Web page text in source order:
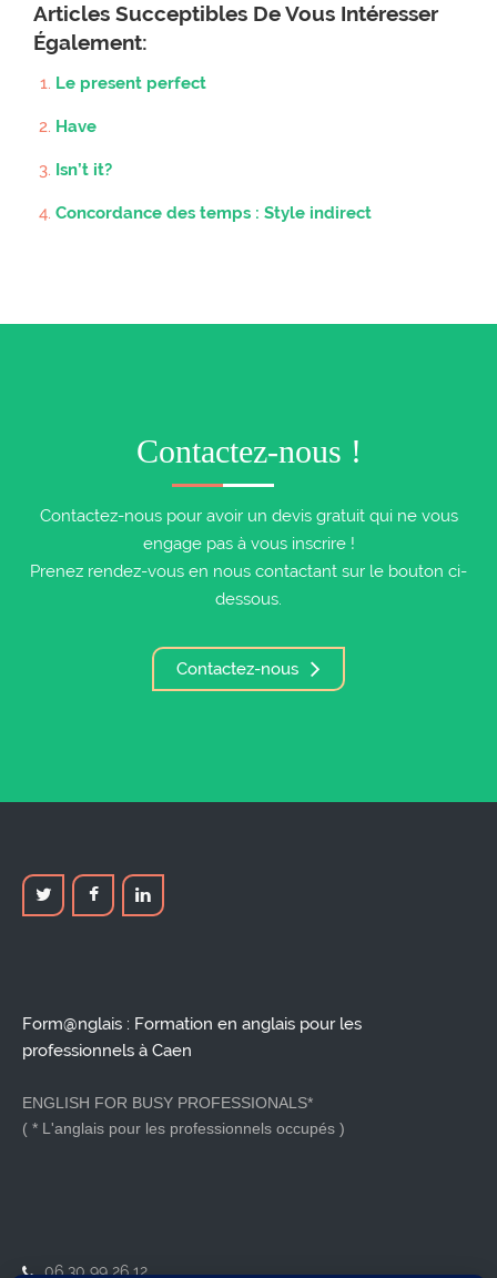
Articles Succeptibles De Vous Intéresser
Également:
Le present perfect
Have
Isn’t it?
Concordance des temps : Style indirect
Contactez-nous !
Contactez-nous pour avoir un devis gratuit qui ne vous
engage pas à vous inscrire !
Prenez rendez-vous en nous contactant sur le bouton ci-
dessous.
Contactez-nous
Form@nglais : Formation en anglais pour les
professionnels à Caen
ENGLISH FOR BUSY PROFESSIONALS*
( * L'anglais pour les professionnels occupés )
06 30 99 26 12